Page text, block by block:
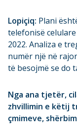
Lopiçiq: Plani
telefonisë
2022. Analiza e
numër një në
të besojmë se do
Nga ana tjetër,
zhvillimin e këtij
çmimeve,